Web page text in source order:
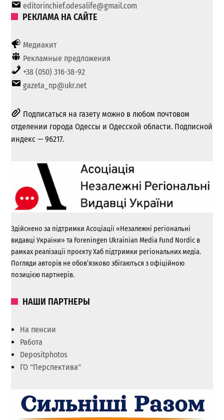
editorinchief.odesalife@gmail.com
РЕКЛАМА НА САЙТЕ
Медиакит
Рекламные предложения
+38 (050) 316-38-92
gazeta_np@ukr.net
Подписаться на газету можно в любом почтовом
отделении города Одессы и Одесской области. Подписной
индекс — 96217.
Здійснено за підтримки Асоціації «Незалежні регіональні
видавці України» та Foreningen Ukrainian Media Fund Nordic в
рамках реалізації проєкту Хаб підтримки регіональних медіа.
Погляди авторів не обов’язково збігаються з офіційною
позицією партнерів.
НАШИ ПАРТНЕРЫ
На пенсии
Работа
Depositphotos
ГО "Перспектива"